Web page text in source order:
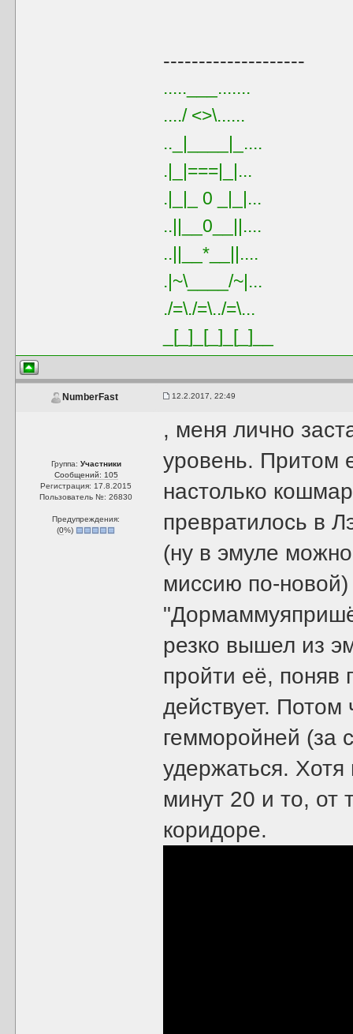
--------------------
.....___.......
..../ <>\......
.._|____|_....
.|_|===|_|...
.|_|_ 0 _|_|...
..||__0__||....
..||__*__||....
.|~\____/~|...
./=\./=\../=\...
_[_]_[_]_[_]__
NumberFast 12.2.2017, 22:49
Группа: Участники
Сообщений: 105
Регистрация: 17.8.2015
Пользователь №: 26830
Предупреждения:
(0%)
, меня лично
уровень. Притом
настолько
превратилось в
(ну в эмуле
миссию по-
резко вышел из
пройти её, поняв
действует.
гемморойней (за
удержаться.
минут 20 и то, от
коридоре.